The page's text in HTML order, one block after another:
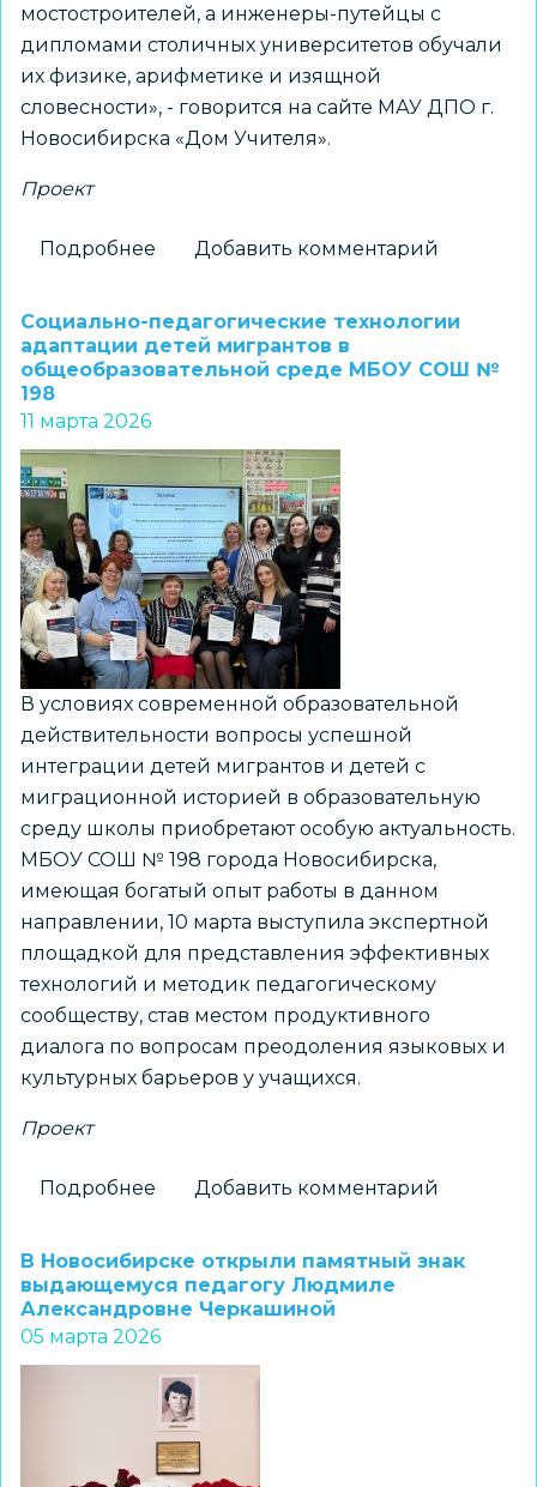
мостостроителей, а инженеры-путейцы с
дипломами столичных университетов обучали
их физике, арифметике и изящной
словесности», - говорится на сайте МАУ ДПО г.
Новосибирска «Дом Учителя».
Проект
Подробнее
Учителя
реализует
100-
летию
ГОРОНО
Добавить комментарий
Социально-педагогические технологии
адаптации детей мигрантов в
общеобразовательной среде МБОУ СОШ №
198
11 марта 2026
В условиях современной образовательной
действительности вопросы успешной
интеграции детей мигрантов и детей с
миграционной историей в образовательную
среду школы приобретают особую актуальность.
МБОУ СОШ № 198 города Новосибирска,
имеющая богатый опыт работы в данном
направлении, 10 марта выступила экспертной
площадкой для представления эффективных
технологий и методик педагогическому
сообществу, став местом продуктивного
диалога по вопросам преодоления языковых и
культурных барьеров у учащихся.
Проект
Подробнее
технологии
адаптации
детей
мигрантов
в
общеобразовательной
среде
Добавить комментарий
В Новосибирске открыли памятный знак
выдающемуся педагогу Людмиле
Александровне Черкашиной
05 марта 2026